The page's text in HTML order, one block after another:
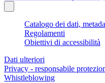
Catalogo dei dati,
Regolamenti
Obiettivi di accessibilità
Dati ulteriori
Privacy - responsabile
Whistleblowing